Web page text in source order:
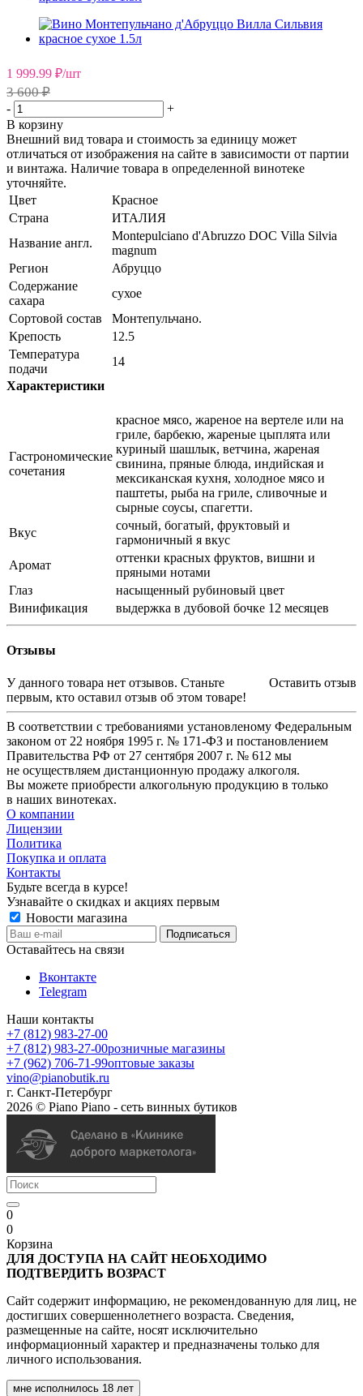
1 999.99 ₽/шт
3 600 ₽
-
+
В корзину
Внешний вид товара и стоимость за единицу может
отличаться от изображения на сайте в зависимости от партии
и винтажа. Наличие товара в определенной винотеке
уточняйте.
Цвет
Красное
Страна
ИТАЛИЯ
Название англ.
Montepulciano d'Abruzzo DOC Villa Silvia
magnum
Регион
Абруццо
Содержание
сахара
сухое
Сортовой состав
Монтепульчано.
Крепость
12.5
Температура
подачи
14
Характеристики
Гастрономические
сочетания
красное мясо, жареное на вертеле или на
гриле, барбекю, жареные цыплята или
куриный шашлык, ветчина, жареная
свинина, пряные блюда, индийская и
мексиканская кухня, холодное мясо и
паштеты, рыба на гриле, сливочные и
сырные соусы, спагетти.
Вкус
сочный, богатый, фруктовый и
гармоничный я вкус
Аромат
оттенки красных фруктов, вишни и
пряными нотами
Глаз
насыщенный рубиновый цвет
Винификация
выдержка в дубовой бочке 12 месяцев
Отзывы
Оставить отзыв
У данного товара нет отзывов. Станьте
первым, кто оставил отзыв об этом товаре!
В соответствии с требованиями установленому Федеральным
законом от 22 ноября 1995 г. № 171-ФЗ и постановлением
Правительства РФ от 27 сентября 2007 г. № 612 мы
не осуществляем дистанционную продажу алкоголя.
Вы можете приобрести алкогольную продукцию в только
в наших винотеках.
О компании
Лицензии
Политика
Покупка и оплата
Контакты
Будьте всегда в курсе!
Узнавайте о скидках и акциях первым
Новости магазина
Оставайтесь на связи
Вконтакте
Telegram
Наши контакты
+7 (812) 983-27-00
+7 (812) 983-27-00розничные магазины
+7 (962) 706-71-99оптовые заказы
vino@pianobutik.ru
г. Санкт-Петербург
2026 © Piano Piano - сеть винных бутиков
0
0
Корзина
ДЛЯ ДОСТУПА НА САЙТ НЕОБХОДИМО
ПОДТВЕРДИТЬ ВОЗРАСТ
Сайт содержит информацию, не рекомендованную для лиц, не
достигших совершеннолетнего возраста. Сведения,
размещенные на сайте, носят исключительно
информационный характер и предназначены только для
личного использования.
мне исполнилось 18 лет